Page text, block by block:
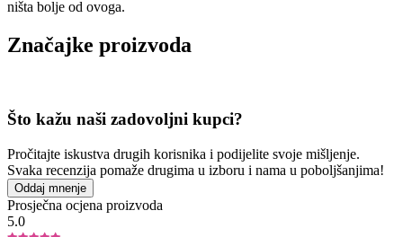
ništa bolje od ovoga.
Značajke proizvoda
Što kažu naši zadovoljni kupci?
Pročitajte iskustva drugih korisnika i podijelite svoje mišljenje.
Svaka recenzija pomaže drugima u izboru i nama u poboljšanjima!
Oddaj mnenje
Prosječna ocjena proizvoda
5.0